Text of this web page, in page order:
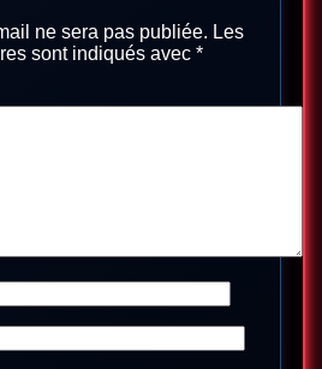
ne sera pas publiée. Les
sont indiqués avec *